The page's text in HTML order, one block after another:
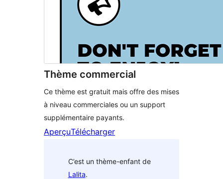
Thème commercial
Ce thème est gratuit mais offre des mises
à niveau commerciales ou un support
supplémentaire payants.
AperçuTélécharger
C’est un thème-enfant de
Lalita.